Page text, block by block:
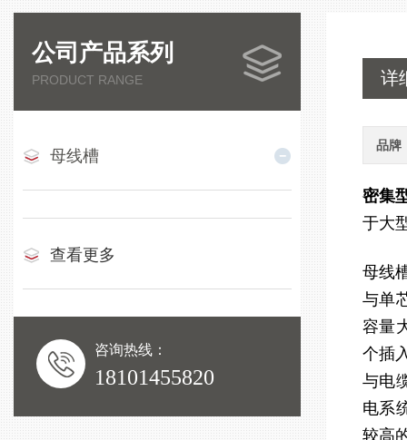
公司产品系列
PRODUCT RANGE
母线槽
查看更多
咨询热线：
18101455820
详
品牌
密集
于大
母线
与单
容量
个插
与电
电系
较高